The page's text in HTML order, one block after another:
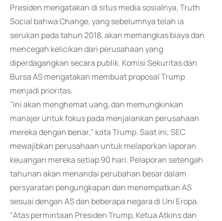
Presiden mengatakan di situs media sosialnya, Truth
Social bahwa Change, yang sebelumnya telah ia
serukan pada tahun 2018, akan memangkas biaya dan
mencegah kelicikan dari perusahaan yang
diperdagangkan secara publik. Komisi Sekuritas dan
Bursa AS mengatakan membuat proposal Trump
menjadi prioritas.
"Ini akan menghemat uang, dan memungkinkan
manajer untuk fokus pada menjalankan perusahaan
mereka dengan benar," kata Trump. Saat ini, SEC
mewajibkan perusahaan untuk melaporkan laporan
keuangan mereka setiap 90 hari. Pelaporan setengah
tahunan akan menandai perubahan besar dalam
persyaratan pengungkapan dan menempatkan AS
sesuai dengan AS dan beberapa negara di Uni Eropa.
"Atas permintaan Presiden Trump, Ketua Atkins dan